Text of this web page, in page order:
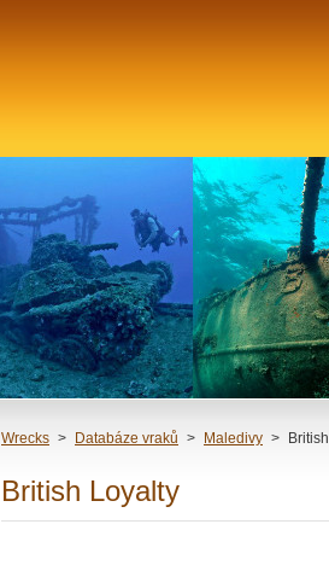
Wrecks > Databáze vraků > Maledivy >
British Loyalty